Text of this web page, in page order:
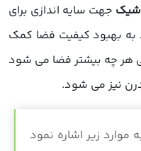
شیک جهت سایه اندازی برای
به بهبود کیفیت فضا کمک
هر چه بیشتر فضا می شود
نیز می شود.
موارد زیر اشاره نمود